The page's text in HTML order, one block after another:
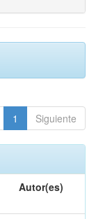
1 Siguiente
Autor(es)